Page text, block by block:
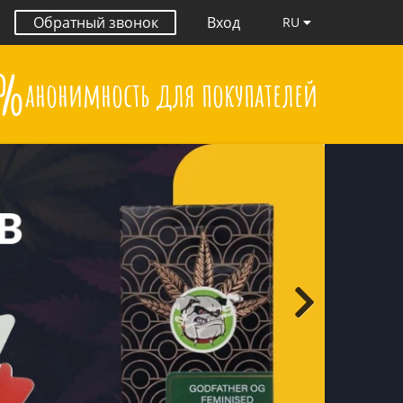
Обратный звонок Вход RU
анонимность для покупателей